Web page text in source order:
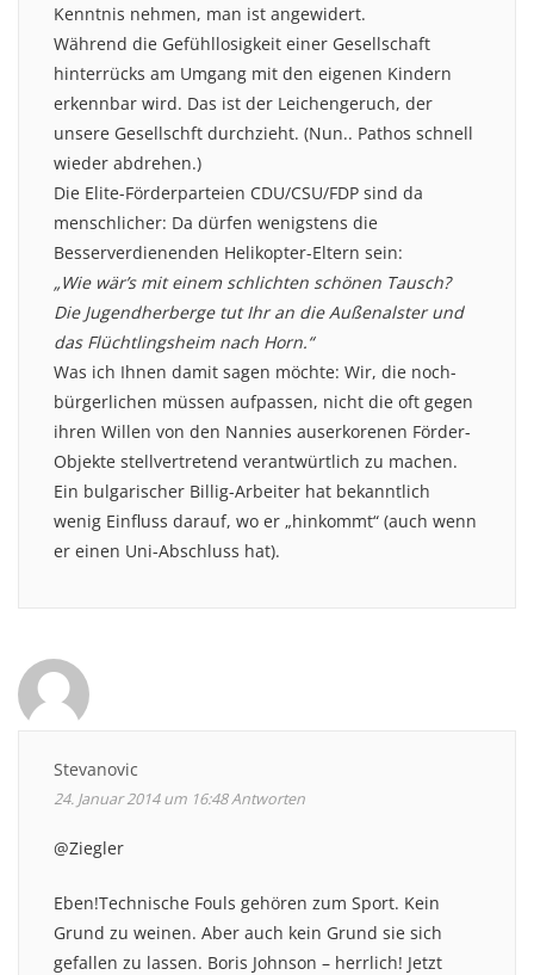
Kenntnis nehmen, man ist angewidert.
Während die Gefühllosigkeit einer Gesellschaft
hinterrücks am Umgang mit den eigenen Kindern
erkennbar wird. Das ist der Leichengeruch, der
unsere Gesellschft durchzieht. (Nun.. Pathos schnell
wieder abdrehen.)
Die Elite-Förderparteien CDU/CSU/FDP sind da
menschlicher: Da dürfen wenigstens die
Besserverdienenden Helikopter-Eltern sein:
„Wie wär’s mit einem schlichten schönen Tausch?
Die Jugendherberge tut Ihr an die Außenalster und
das Flüchtlingsheim nach Horn.“
Was ich Ihnen damit sagen möchte: Wir, die noch-
bürgerlichen müssen aufpassen, nicht die oft gegen
ihren Willen von den Nannies auserkorenen Förder-
Objekte stellvertretend verantwürtlich zu machen.
Ein bulgarischer Billig-Arbeiter hat bekanntlich
wenig Einfluss darauf, wo er „hinkommt“ (auch wenn
er einen Uni-Abschluss hat).
Stevanovic
24. Januar 2014 um 16:48Antworten
@Ziegler
Eben!Technische Fouls gehören zum Sport. Kein
Grund zu weinen. Aber auch kein Grund sie sich
gefallen zu lassen. Boris Johnson – herrlich! Jetzt